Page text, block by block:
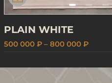
PLAIN WHITE
500 000 ₽ – 800 000 ₽